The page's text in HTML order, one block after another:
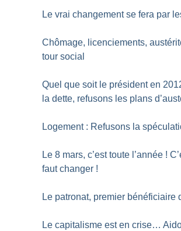
Le vrai changement se fera par
Chômage, licenciements,
tour social
Quel que soit le président en
la dette, refusons les plans
Logement : Refusons la
Le 8 mars, c’est toute l’année !
faut changer !
Le patronat, premier bénéficiaire
Le capitalisme est en crise…